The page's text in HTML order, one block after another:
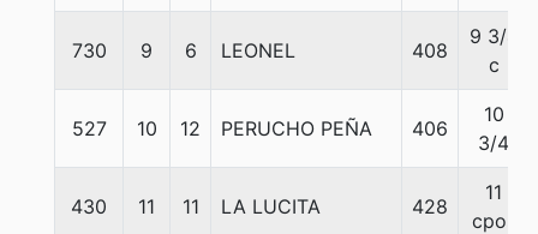
730 9 6 LEONEL 408
9 3/4
c
527 10 12 PERUCHO PEÑA 406
10
3/4
430 11 11 LA LUCITA 428
11
cpos